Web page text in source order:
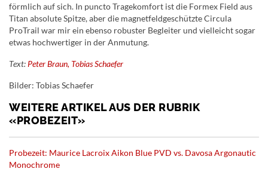
förmlich auf sich. In puncto Tragekomfort ist die Formex Field aus
Titan absolute Spitze, aber die magnetfeldgeschützte Circula
ProTrail war mir ein ebenso robuster Begleiter und vielleicht sogar
etwas hochwertiger in der Anmutung.
Text: Peter Braun, Tobias Schaefer
Bilder: Tobias Schaefer
WEITERE ARTIKEL AUS DER RUBRIK
«PROBEZEIT»
Probezeit: Maurice Lacroix Aikon Blue PVD vs. Davosa Argonautic
Monochrome